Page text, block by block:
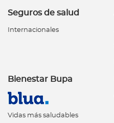
Seguros de salud
Internacionales
Bienestar Bupa
Vidas más saludables